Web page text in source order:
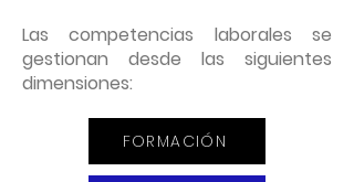
Las competencias laborales se
gestionan desde las siguientes
dimensiones:
FORMACIÓN